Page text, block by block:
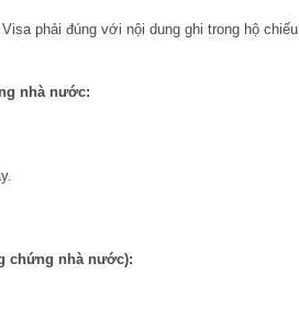
phải đúng với nội dung ghi trong hộ
nhà nước:
chứng nhà nước):